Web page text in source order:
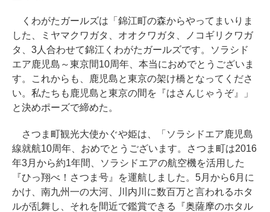
くわがたガールズは「錦江町の森からやってまいりま
した、ミヤマクワガタ、オオクワガタ、ノコギリクワガ
タ、3人合わせて錦江くわがたガールズです。ソラシド
エア鹿児島～東京間10周年、本当におめでとうございま
す。これからも、鹿児島と東京の架け橋となってくださ
い。私たちも鹿児島と東京の間を『はさんじゃうぞ』」
と決めポーズで締めた。
さつま町観光大使かぐや姫は、「ソラシドエア鹿児島
線就航10周年、おめでとうございます。さつま町は2016
年3月から約1年間、ソラシドエアの航空機を活用した
『ひっ翔べ！さつま号』を運航しました。5月から6月に
かけ、南九州一の大河、川内川に数百万と言われるホタ
ルが乱舞し、それを間近で鑑賞できる『奥薩摩のホタル